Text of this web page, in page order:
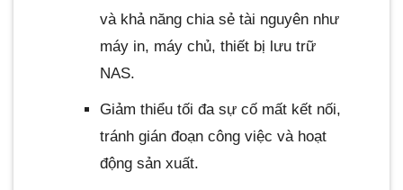
và khả năng chia sẻ tài nguyên như
máy in, máy chủ, thiết bị lưu trữ
NAS.
Giảm thiểu tối đa sự cố mất kết nối,
tránh gián đoạn công việc và hoạt
động sản xuất.